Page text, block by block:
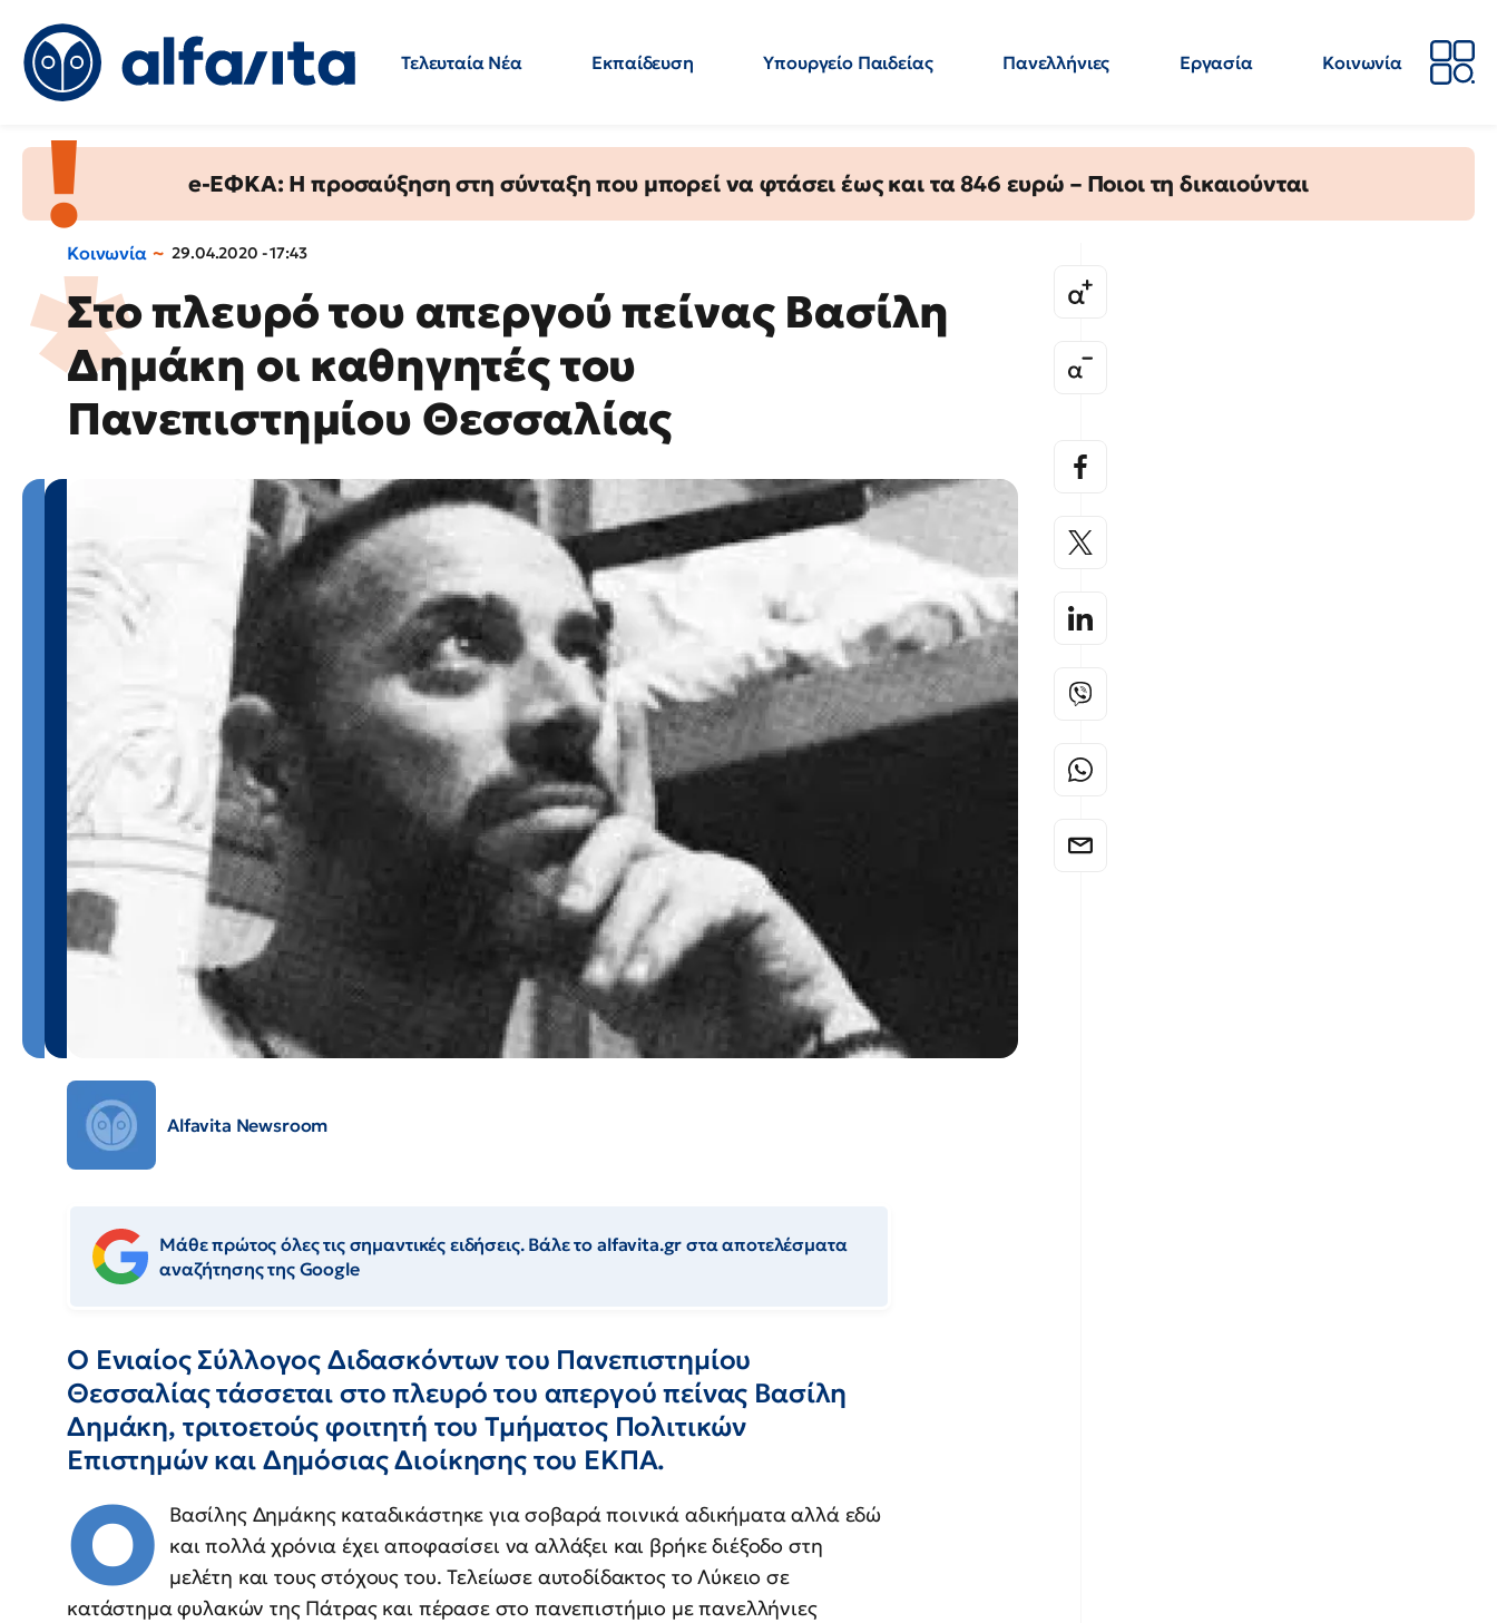
Τελευταία Νέα Εκπαίδευση Υπουργείο Παιδείας Πανελλήνιες Εργασία
Κοινωνία
e-ΕΦΚΑ: Η προσαύξηση στη σύνταξη που μπορεί να φτάσει έως και τα 846 ευρώ – Ποιοι τη δικαιούνται
Κοινωνία 29.04.2020 - 17:43
Στο πλευρό του απεργού πείνας Βασίλη
Δημάκη οι καθηγητές του
Πανεπιστημίου Θεσσαλίας
Alfavita Newsroom
Μάθε πρώτος όλες τις σημαντικές ειδήσεις. Βάλε το alfavita.gr στα αποτελέσματα
αναζήτησης της Google
Ο Ενιαίος Σύλλογος Διδασκόντων του Πανεπιστημίου
Θεσσαλίας τάσσεται στο πλευρό του απεργού πείνας Βασίλη
Δημάκη, τριτοετούς φοιτητή του Τμήματος Πολιτικών
Επιστημών και Δημόσιας Διοίκησης του EKΠΑ.
Ο
Βασίλης Δημάκης καταδικάστηκε για σοβαρά ποινικά αδικήματα αλλά εδώ
και πολλά χρόνια έχει αποφασίσει να αλλάξει και βρήκε διέξοδο στη
μελέτη και τους στόχους του. Τελείωσε αυτοδίδακτος το Λύκειο σε
κατάστημα φυλακών της Πάτρας και πέρασε στο πανεπιστήμιο με πανελλήνιες